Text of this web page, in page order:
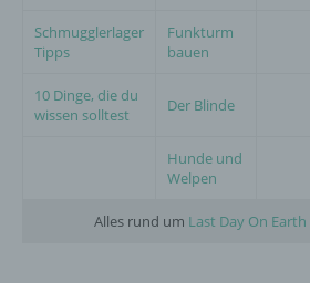
Alles rund um Last Day On Earth
Schmugglerlager
Tipps
Funkturm
bauen
10 Dinge, die du
wissen solltest
Der Blinde
Hunde und
Welpen